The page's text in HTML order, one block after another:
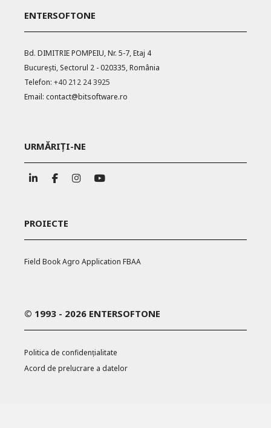
navigation
ENTERSOFTONE
Bd. DIMITRIE POMPEIU, Nr. 5-7, Etaj 4
București, Sectorul 2 - 020335, România
Telefon: +40 212 24 3925
Email: contact@bitsoftware.ro
URMĂRIȚI-NE
PROIECTE
Field Book Agro Application FBAA
© 1993 - 2026 ENTERSOFTONE
Politica de confidențialitate
Acord de prelucrare a datelor